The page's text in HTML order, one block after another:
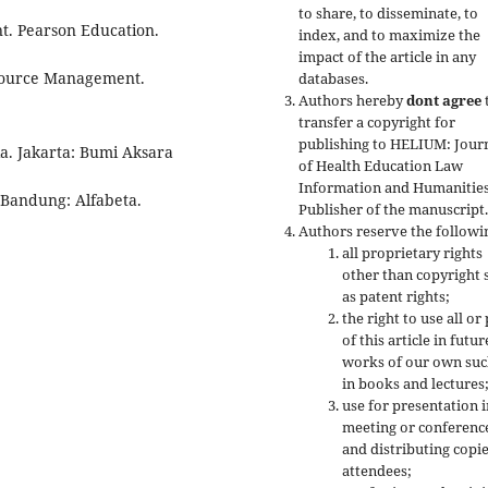
Pearson Education.
Management.
Jakarta: Bumi Aksara
Alfabeta.
to share, to disseminate, to
index, and to maximize the
impact of the article in any
databases.
Authors herebydont agree
transfer a copyright for
publishing to HELIUM:
of Health Education Law
Information and
Publisher of the
Authors reserve the
all proprietary rights
other than copyright
as patent rights;
the right to use all or
of this article in
works of our own
in books and lectures;
use for presentation
meeting or
and distributing
attendees;